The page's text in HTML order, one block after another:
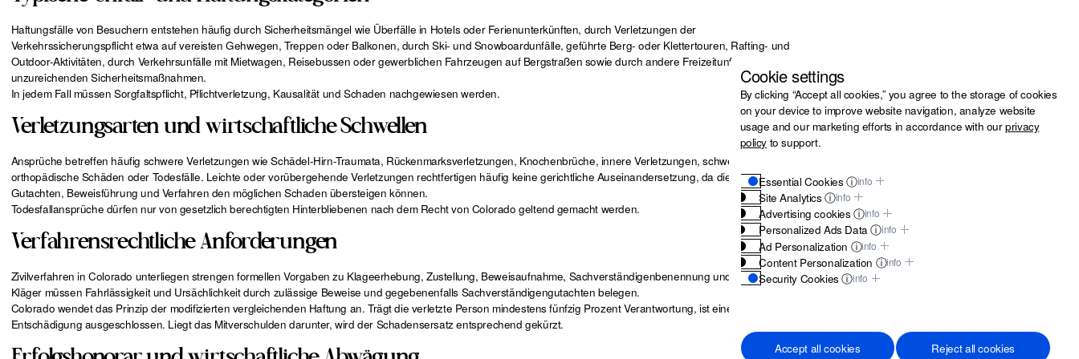
Haftungsfälle von Besuchern entstehen häufig durch Sicherheitsmängel wie Überfälle in Hotels oder Ferienunterkünften, durch Verletzungen der
Verkehrssicherungspflicht etwa auf vereisten Gehwegen, Treppen oder Balkonen, durch Ski- und Snowboardunfälle, geführte Berg- oder Klettertouren, Rafting- und
Outdoor-Aktivitäten, durch Verkehrsunfälle mit Mietwagen, Reisebussen oder gewerblichen Fahrzeugen auf Bergstraßen sowie durch andere Freizeitunfälle bei
unzureichenden Sicherheitsmaßnahmen.
In jedem Fall müssen Sorgfaltspflicht, Pflichtverletzung, Kausalität und Schaden nachgewiesen werden.
Verletzungsarten und wirtschaftliche Schwellen
Ansprüche betreffen häufig schwere Verletzungen wie Schädel-Hirn-Traumata, Rückenmarksverletzungen, Knochenbrüche, innere Verletzungen, schwere
orthopädische Schäden oder Todesfälle. Leichte oder vorübergehende Verletzungen rechtfertigen häufig keine gerichtliche Auseinandersetzung, da die Kosten für
Gutachten, Beweisführung und Verfahren den möglichen Schaden übersteigen können.
Todesfallansprüche dürfen nur von gesetzlich berechtigten Hinterbliebenen nach dem Recht von Colorado geltend gemacht werden.
Verfahrensrechtliche Anforderungen
Zivilverfahren in Colorado unterliegen strengen formellen Vorgaben zu Klageerhebung, Zustellung, Beweisaufnahme, Sachverständigenbenennung und Fristen.
Kläger müssen Fahrlässigkeit und Ursächlichkeit durch zulässige Beweise und gegebenenfalls Sachverständigengutachten belegen.
Colorado wendet das Prinzip der modifizierten vergleichenden Haftung an. Trägt die verletzte Person mindestens fünfzig Prozent Verantwortung, ist eine
Entschädigung ausgeschlossen. Liegt das Mitverschulden darunter, wird der Schadensersatz entsprechend gekürzt.
Cookie settings
By clicking “Accept all cookies,” you agree to the storage of cookies
on your device to improve website navigation, analyze website
usage and our marketing efforts in accordance with ourprivacy
policy to support.
Essential Cookies ⓘinfo
Site Analytics ⓘinfo
Advertising cookies ⓘinfo
Personalized Ads Data ⓘinfo
Ad Personalization ⓘinfo
Content Personalization ⓘinfo
Security Cookies ⓘinfo
Accept all cookies Reject all cookies